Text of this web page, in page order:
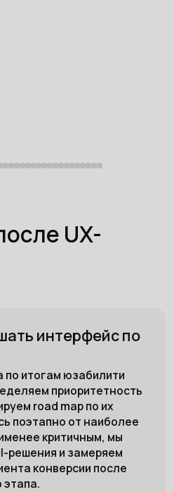
UX-
интерфейс по
по итогам юзабилити
приоритетность
road map по их
поэтапно от наиболее
критичным, мы
решения и замеряем
конверсии после